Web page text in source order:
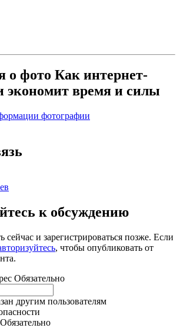
фото Как интернет-
экономит время и силы
фотографии
к обсуждению
и зарегистрироваться позже. Если
, чтобы опубликовать от
Обязательно
другим пользователям
Обязательно